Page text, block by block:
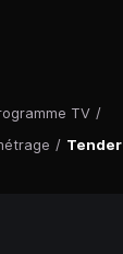
TV /
/ Tender